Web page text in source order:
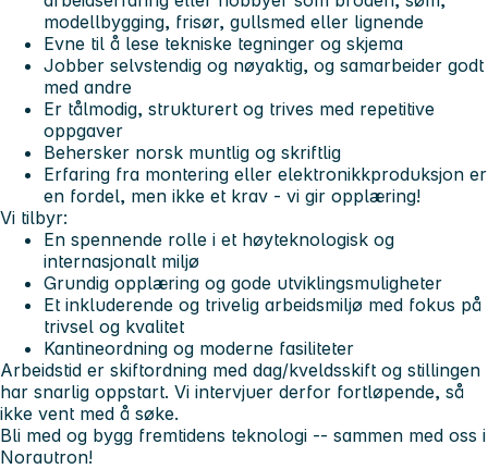
modellbygging, frisør, gullsmed eller lignende
Evne til å lese tekniske tegninger og skjema
Jobber selvstendig og nøyaktig, og samarbeider godt
med andre
Er tålmodig, strukturert og trives med repetitive
oppgaver
Behersker norsk muntlig og skriftlig
Erfaring fra montering eller elektronikkproduksjon er
en fordel, men ikke et krav - vi gir opplæring!
Vi tilbyr:
En spennende rolle i et høyteknologisk og
internasjonalt miljø
Grundig opplæring og gode utviklingsmuligheter
Et inkluderende og trivelig arbeidsmiljø med fokus på
trivsel og kvalitet
Kantineordning og moderne fasiliteter
Arbeidstid er skiftordning med dag/kveldsskift og stillingen
har snarlig oppstart. Vi intervjuer derfor fortløpende, så
ikke vent med å søke.
Bli med og bygg fremtidens teknologi -- sammen med oss i
Norautron!